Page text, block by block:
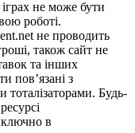
не може бути
роботі.
не проводить
також сайт не
та інших
пов’язані з
тоталізаторами. Будь-
в